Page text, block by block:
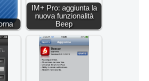
IM+ Pro: aggiunta la
nuova funzionalità
Beep